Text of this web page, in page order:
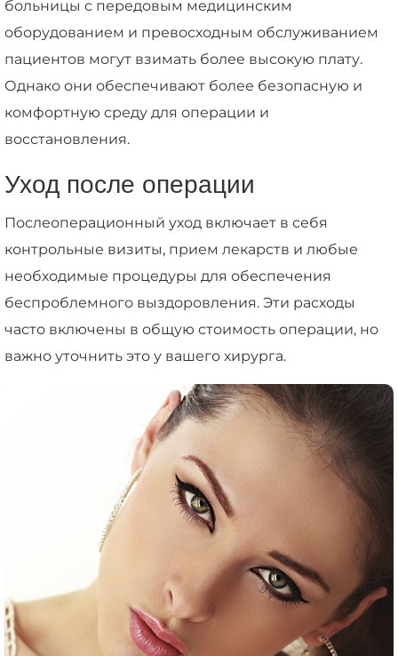
больницы с передовым медицинским
оборудованием и превосходным обслуживанием
пациентов могут взимать более высокую плату.
Однако они обеспечивают более безопасную и
комфортную среду для операции и
восстановления.
Уход после операции
Послеоперационный уход включает в себя
контрольные визиты, прием лекарств и любые
необходимые процедуры для обеспечения
беспроблемного выздоровления. Эти расходы
часто включены в общую стоимость операции, но
важно уточнить это у вашего хирурга.